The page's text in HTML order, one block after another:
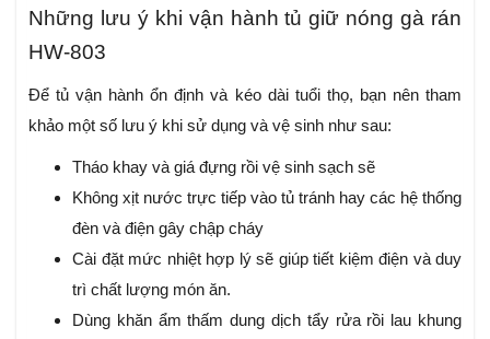
Những lưu ý khi vận hành tủ giữ nóng gà rán
HW-803
Để tủ vận hành ổn định và kéo dài tuổi thọ, bạn nên tham
khảo một số lưu ý khi sử dụng và vệ sinh như sau:
Tháo khay và giá đựng rồi vệ sinh sạch sẽ
Không xịt nước trực tiếp vào tủ tránh hay các hệ thống
đèn và điện gây chập cháy
Cài đặt mức nhiệt hợp lý sẽ giúp tiết kiệm điện và duy
trì chất lượng món ăn.
Dùng khăn ẩm thấm dung dịch tẩy rửa rồi lau khung